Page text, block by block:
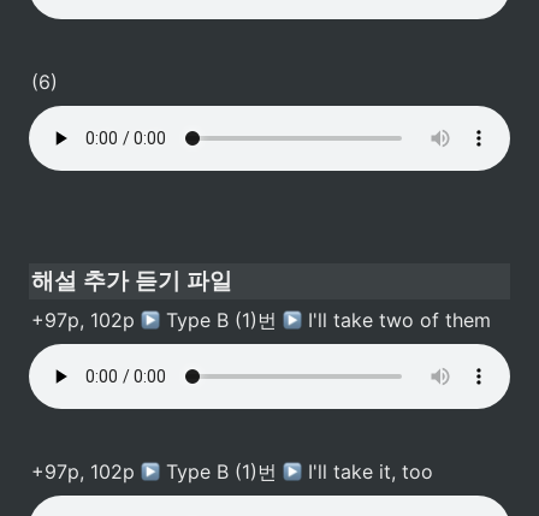
(6)
해설 추가 듣기 파일
+97p, 102p Type B (1)번 I'll take two of them
+97p, 102p Type B (1)번 I'll take it, too